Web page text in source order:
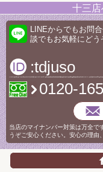
十三
LINEからでもお問
談でもお気軽にどう
:tdjuso
0120-
当店のマイナンバー対策は万全で
うぞご安心ください。安心の理由